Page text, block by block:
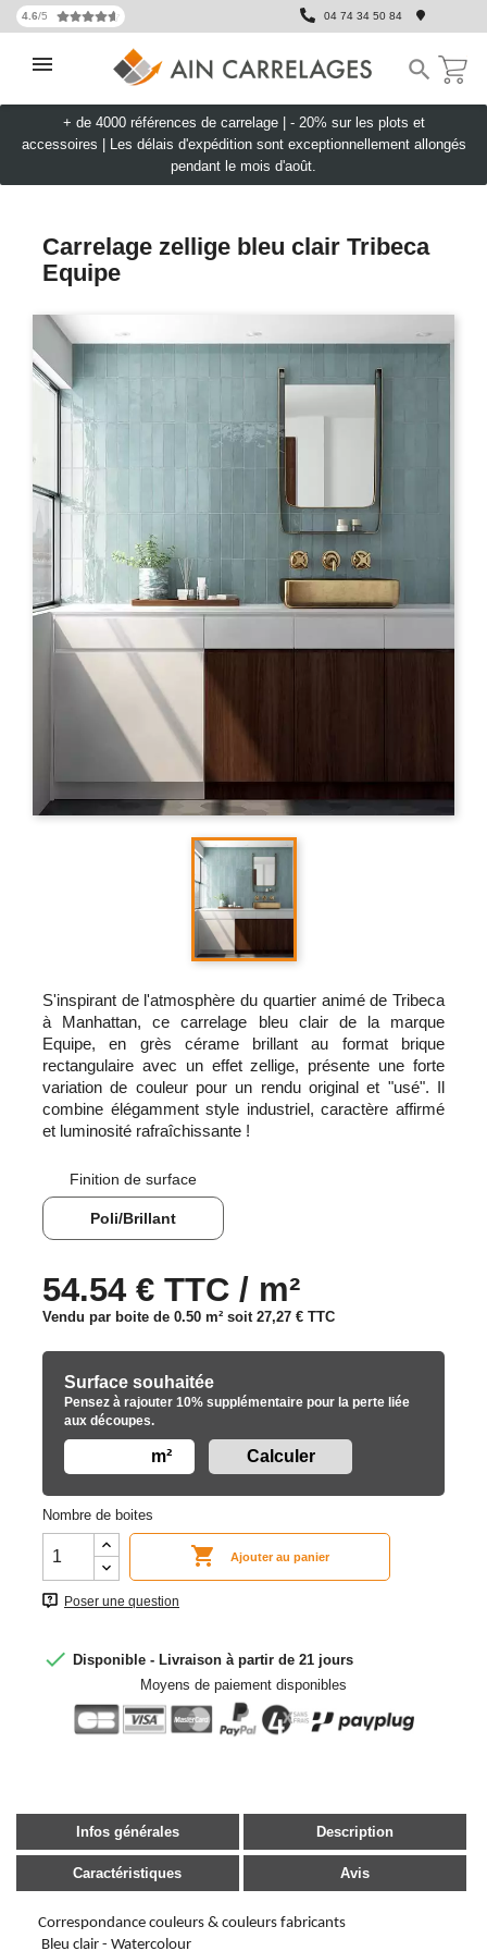
4.6/5 04 74 34 50 84

+ de 4000 références de carrelage | - 20% sur les plots et
accessoires
Les délais d'expédition sont exceptionnellement allongés
pendant le mois d'août.
Carrelage zellige bleu clair Tribeca
Equipe
S'inspirant de l'atmosphère du quartier animé de Tribeca
à Manhattan, ce carrelage bleu clair de la marque
Equipe, en grès cérame brillant au format brique
rectangulaire avec un effet zellige, présente une forte
variation de couleur pour un rendu original et "usé". Il
combine élégamment style industriel, caractère affirmé
et luminosité rafraîchissante !
Finition de surface
Poli/Brillant
54.54 € TTC / m²
Vendu par boite de 0.50 m² soit 27,27 € TTC
Surface souhaitée
Pensez à rajouter 10% supplémentaire pour la perte liée
aux découpes.
m²
Nombre de boites
 Ajouter au panier
Poser une question
 Disponible - Livraison à partir de 21 jours
Moyens de paiement disponibles
Infos générales Description
Caractéristiques Avis
Correspondance couleurs & couleurs fabricants
Bleu clair - Watercolour